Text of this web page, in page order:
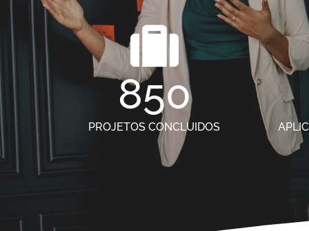
850
PROJETOS CONCLUIDOS